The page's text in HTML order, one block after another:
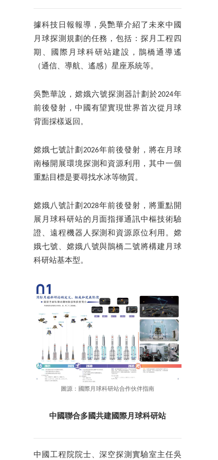
據科技日報報導，吳艷華介紹了未來中國
月球探測規劃的任務，包括：探月工程四
期、國際月球科研站建設，鵲橋通導遙
（通信、導航、遙感）星座系統等。
吳艷華說，嫦娥六號探測器計劃於2024年
前後發射，中國有望實現世界首次從月球
背面採樣返回。
嫦娥七號計劃2026年前後發射，將在月球
南極開展環境探測和資源利用，其中一個
重點目標是要尋找水冰等物質。
嫦娥八號計劃2028年前後發射，將重點開
展月球科研站的月面指揮通訊中樞技術驗
證、遠程機器人探測和資源原位利用。嫦
娥七號、嫦娥八號與鵲橋二號將構建月球
科研站基本型。
圖源：國際月球科研站合作伙伴指南
中 國聯合多國共建國際月球科研站
中國工程院院士、深空探測實驗室主任吳